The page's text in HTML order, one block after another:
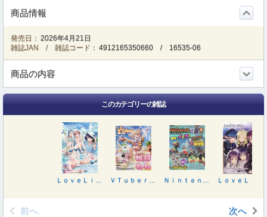
商品情報
発売日： 2026年4月21日
雑誌JAN / 雑誌コード： 4912165350660 / 16535-06
商品の内容
このカテゴリーの雑誌
ＬｏｖｅＬｉｖｅ！Ｄａｙｓ ２０２６年９月号 ＶＴｕｂｅｒスタイル ２０２６年８月号 Ｎｉｎｔｅｎｄｏ ＤＲＥＡＭ ２０２６年９月号
前へ 次へ